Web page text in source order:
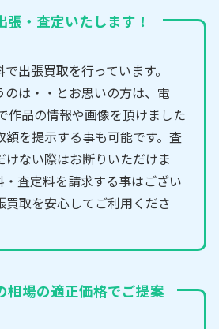
張・査定いたします！
出張買取を行っています。
のは・・とお思いの方は、電
作品の情報や画像を頂けました
額を提示する事も可能です。査
けない際はお断りいただけま
・査定料を請求する事はござい
買取を安心してご利用くださ
相場の適正価格でご提案